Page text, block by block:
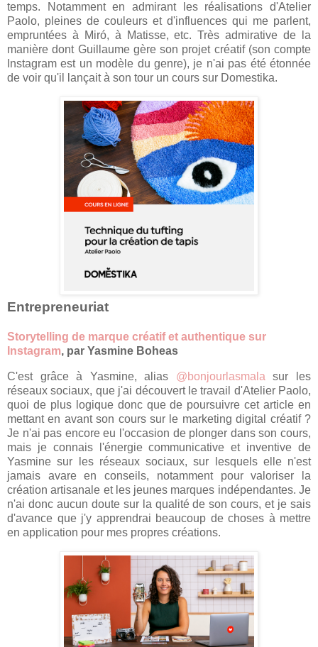
temps. Notamment en admirant les réalisations d'Atelier
Paolo, pleines de couleurs et d'influences qui me parlent,
empruntées à Miró, à Matisse, etc. Très admirative de la
manière dont Guillaume gère son projet créatif (son compte
Instagram est un modèle du genre), je n'ai pas été étonnée
de voir qu'il lançait à son tour un cours sur Domestika.
Entrepreneuriat
Storytelling de marque créatif et authentique sur
Instagram, par Yasmine Boheas
C'est grâce à Yasmine, alias @bonjourlasmala
sur les
réseaux sociaux, que j'ai découvert le travail d'Atelier Paolo,
quoi de plus logique donc que de poursuivre cet article en
mettant en avant son cours sur le marketing digital créatif ?
Je n'ai pas encore eu l'occasion de plonger dans son cours,
mais je connais l'énergie communicative et inventive de
Yasmine sur les réseaux sociaux, sur lesquels elle n'est
jamais avare en conseils, notamment pour valoriser la
création artisanale et les jeunes marques indépendantes. Je
n'ai donc aucun doute sur la qualité de son cours, et je sais
d'avance que j'y apprendrai beaucoup de choses à mettre
en application pour mes propres créations.